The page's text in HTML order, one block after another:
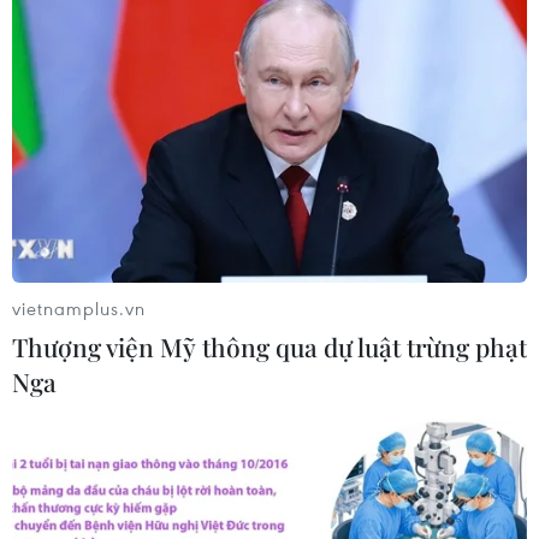
Thủ tướng Thái Lan chỉ đạo khẩn sau
vụ xả súng tại trường học
07/08/2026 06:37
Thái Lan: Xả súng gây thương vong
tại trường học ở Nonthaburi
Xây dựng Cộng đồng ASEAN tự
trung tâm
06/08/2026 23:55
vietnamplus.vn
Thượng viện Mỹ thông qua dự luật trừng phạt
Nga